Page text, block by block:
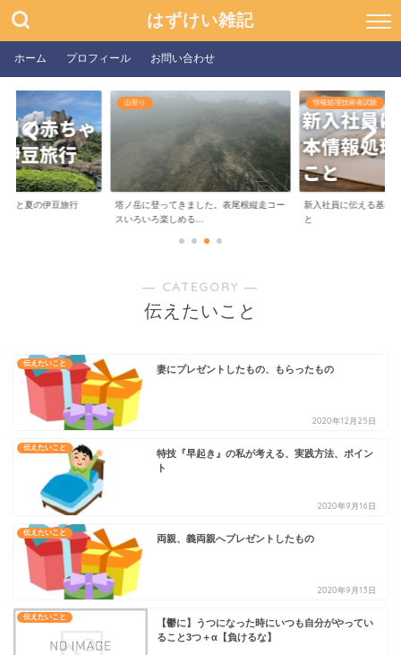
はずけい雑記
ホーム プロフィール お問い合わせ
んと夏の伊豆旅行
山登り
塔ノ岳に登ってきました。表尾根縦走コー
スいろいろ楽しめる...
情報処理技術者試験
新入社員に伝える基本
と
― CATEGORY ―
伝えたいこと
伝えたいこと
妻にプレゼントしたもの、もらったもの
2020年12月25日
伝えたいこと
特技『早起き』の私が考える、実践方法、ポイン
ト
2020年9月16日
伝えたいこと
両親、義両親へプレゼントしたもの
2020年9月13日
伝えたいこと
【鬱に】うつになった時にいつも自分がやってい
ること3つ＋α【負けるな】